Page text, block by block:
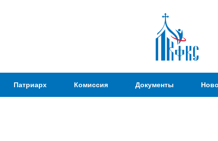
Патриаршая
Комиссия
Патриарх Комиссия Документы